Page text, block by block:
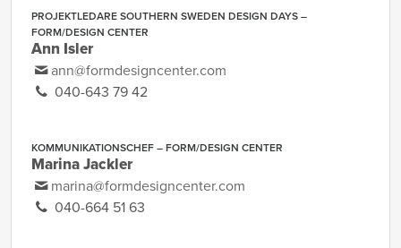
PROJEKTLEDARE SOUTHERN SWEDEN DESIGN DAYS –
FORM/DESIGN CENTER
Ann Isler
ann@formdesigncenter.com
040-643 79 42
KOMMUNIKATIONSCHEF – FORM/DESIGN CENTER
Marina Jackler
marina@formdesigncenter.com
040-664 51 63